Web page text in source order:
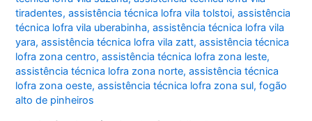
tiradentes,assistência técnica lofra vila tolstoi,assistência
técnica lofra vila uberabinha,assistência técnica lofra vila
yara,assistência técnica lofra vila zatt,assistência técnica
lofra zona centro,assistência técnica lofra zona leste,
assistência técnica lofra zona norte,assistência técnica
lofra zona oeste,assistência técnica lofra zona sul,fogão
alto de pinheiros